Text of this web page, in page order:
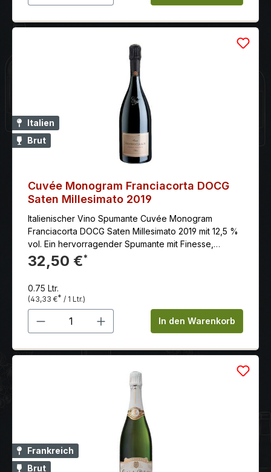
Italien
Brut
Cuvée Monogram Franciacorta DOCG
Saten Millesimato 2019
Italienischer Vino Spumante Cuvée Monogram
Franciacorta DOCG Saten Millesimato 2019 mit 12,5 %
vol. Ein hervorragender Spumante mit Finesse,
Eleganz und Komplexität.
32,50 €*
0.75 Ltr.
(43,33 €* / 1 Ltr.)
Produkt Anzahl: Gib denIn den Warenkorb
Frankreich
Brut